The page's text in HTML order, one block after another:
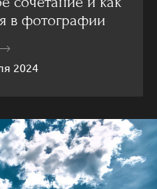
в фотографии
2024